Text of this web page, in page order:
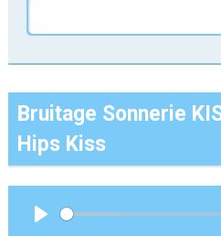
Bruitage Sonnerie
Hips Kiss